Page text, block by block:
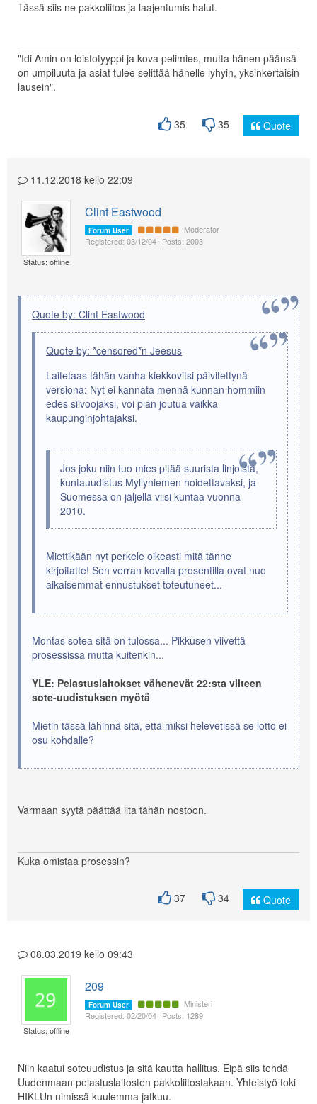
Tässä siis ne pakkoliitos ja laajentumis halut.
"Idi Amin on loistotyyppi ja kova pelimies, mutta hänen päänsä
on umpiluuta ja asiat tulee selittää hänelle lyhyin, yksinkertaisin
lausein".
35 35 Quote
11.12.2018 kello 22:09
Status: offline
Clint Eastwood
Forum User
Moderator
Registered: 03/12/04 Posts: 2003
Quote by: Clint Eastwood
Quote by: *censored*n Jeesus
Laitetaas tähän vanha kiekkovitsi päivitettynä
versiona: Nyt ei kannata mennä kunnan hommiin
edes siivoojaksi, voi pian joutua vaikka
kaupunginjohtajaksi.
Jos joku niin tuo mies pitää suurista linjoista,
kuntauudistus Myllyniemen hoidettavaksi, ja
Suomessa on jäljellä viisi kuntaa vuonna
2010.
Miettikään nyt perkele oikeasti mitä tänne
kirjoitatte! Sen verran kovalla prosentilla ovat nuo
aikaisemmat ennustukset toteutuneet...
Montas sotea sitä on tulossa... Pikkusen viivettä
prosessissa mutta kuitenkin...
YLE: Pelastuslaitokset vähenevät 22:sta viiteen
sote-uudistuksen myötä
Mietin tässä lähinnä sitä, että miksi helevetissä se lotto ei
osu kohdalle?
Varmaan syytä päättää ilta tähän nostoon.
Kuka omistaa prosessin?
37 34 Quote
08.03.2019 kello 09:43
Status: offline
209
Forum User
Ministeri
Registered: 02/20/04 Posts: 1289
Niin kaatui soteuudistus ja sitä kautta hallitus. Eipä siis tehdä
Uudenmaan pelastuslaitosten pakkoliitostakaan. Yhteistyö toki
HIKLUn nimissä kuulemma jatkuu.